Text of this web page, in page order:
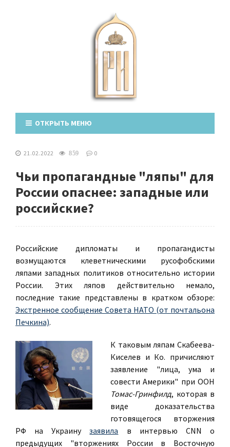
ОТКРЫТЬ МЕНЮ
21.02.2022 859 0
Чьи пропагандные "ляпы" для
России опаснее: западные или
российские?
Российские дипломаты и пропагандисты
возмущаются клеветническими русофобскими
ляпами западных политиков относительно истории
России. Этих ляпов действительно немало,
последние такие представлены в кратком обзоре:
Экстренное сообщение Совета НАТО (от почтальона
Печкина).
К таковым ляпам Скабеева-
Киселев и Ко. причисляют
заявление "лица, ума и
совести Америки" при ООН
Томас-Гринфилд, которая в
виде доказательства
готовящегося вторжения
РФ на Украинузаявила в интервью CNN о
предыдущих "вторжениях России в Восточную